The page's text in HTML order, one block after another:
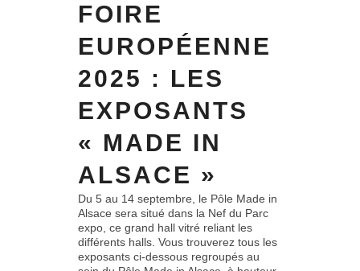
FOIRE
EUROPÉENNE
2025 : LES
EXPOSANTS
« MADE IN
ALSACE »
Du 5 au 14 septembre, le Pôle Made in
Alsace sera situé dans la Nef du Parc
expo, ce grand hall vitré reliant les
différents halls. Vous trouverez tous les
exposants ci-dessous regroupés au